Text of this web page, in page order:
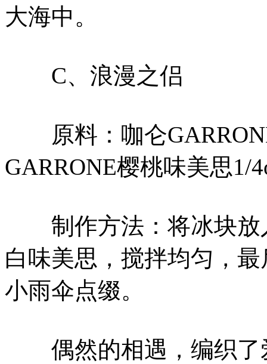
大海中。
C、浪漫之侣
原料：咖仑
GARRONE樱桃味美思1/
制作方法：将冰块放
白味美思，搅拌均匀，
小雨伞点缀。
偶然的相遇，编织了